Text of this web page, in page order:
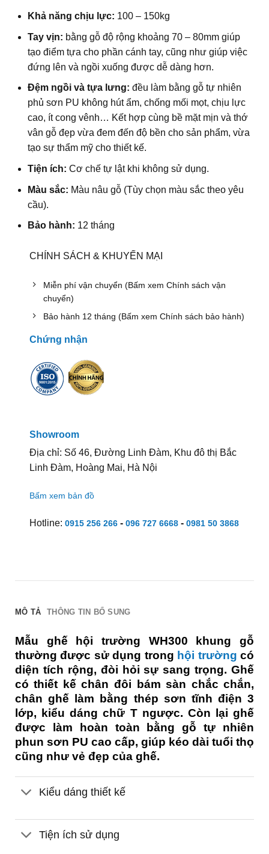
Khả năng chịu lực: 100 – 150kg
Tay vịn: bằng gỗ độ rộng khoảng 70 – 80mm giúp
tạo điểm tựa cho phần cánh tay, cũng như giúp việc
đứng lên và ngồi xuống được dễ dàng hơn.
Đệm ngồi và tựa lưng: đều làm bằng gỗ tự nhiên
phủ sơn PU không hút ẩm, chống mối mọt, chịu lực
cao, ít cong vênh… Kết hợp cùng bề mặt mịn và thớ
vân gỗ đẹp vừa đem đến độ bền cho sản phẩm, vừa
tạo sự thẩm mỹ cho thiết kế.
Tiện ích: Cơ chế tự lật khi không sử dụng.
Màu sắc: Màu nâu gỗ (Tùy chọn màu sắc theo yêu
cầu).
Bảo hành: 12 tháng
CHÍNH SÁCH & KHUYẾN MẠI
Miễn phí vận chuyển (Bấm xem Chính sách vận
chuyển)
Bảo hành 12 tháng (Bấm xem Chính sách bảo hành)
Chứng nhận
Showroom
Địa chỉ: Số 46, Đường Linh Đàm, Khu đô thị Bắc
Linh Đàm, Hoàng Mai, Hà Nội
Bấm xem bản đồ
Hotline: 0915 256 266- 096 727 6668- 0981 50 3868
MÔ TẢ THÔNG TIN BỔ SUNG
Mẫu ghế hội trường WH300 khung gỗ
thường được sử dụng trong hội trường có
diện tích rộng, đòi hỏi sự sang trọng. Ghế
có thiết kế chân đôi bám sàn chắc chắn,
chân ghế làm bằng thép sơn tĩnh điện 3
lớp, kiểu dáng chữ T ngược. Còn lại ghế
được làm hoàn toàn bằng gỗ tự nhiên
phun sơn PU cao cấp, giúp kéo dài tuổi thọ
cũng như vẻ đẹp của ghế.
Kiểu dáng thiết kế
Tiện ích sử dụng